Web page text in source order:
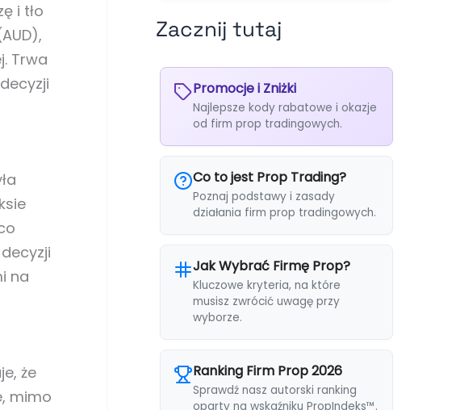
i tło
Trwa
na
że
mimo
Zacznij tutaj
Promocje i Zniżki
Najlepsze kody rabatowe i okazje
od firm prop tradingowych.
Co to jest Prop Trading?
Poznaj podstawy i zasady
działania firm prop tradingowych.
Jak Wybrać Firmę Prop?
Kluczowe kryteria, na które
musisz zwrócić uwagę przy
wyborze.
Ranking Firm Prop 2026
Sprawdź nasz autorski ranking
oparty na wskaźniku PropIndeks™.